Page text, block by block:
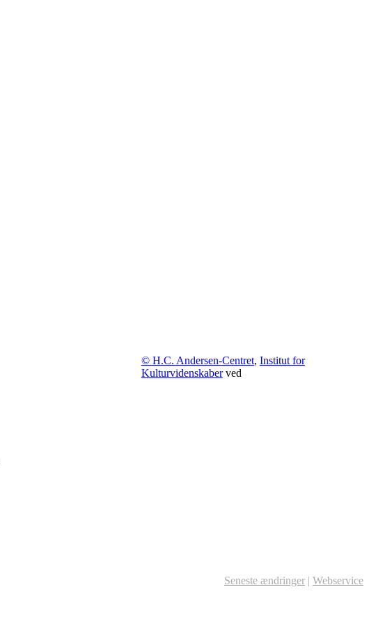
© H.C. Andersen-Centret, Institut for
Kulturvidenskaberved
Seneste ændringer | Webservice